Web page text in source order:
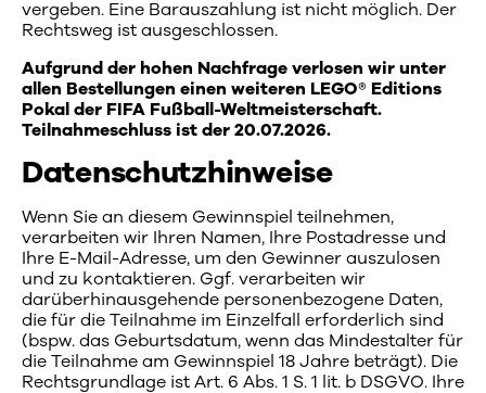
vergeben. Eine Barauszahlung ist nicht möglich. Der
Rechtsweg ist ausgeschlossen.
Aufgrund der hohen Nachfrage verlosen wir unter
allen Bestellungen einen weiteren LEGO® Editions
Pokal der FIFA Fußball-Weltmeisterschaft.
Teilnahmeschluss ist der 20.07.2026.
Datenschutzhinweise
Wenn Sie an diesem Gewinnspiel teilnehmen,
verarbeiten wir Ihren Namen, Ihre Postadresse und
Ihre E-Mail-Adresse, um den Gewinner auszulosen
und zu kontaktieren. Ggf. verarbeiten wir
darüberhinausgehende personenbezogene Daten,
die für die Teilnahme im Einzelfall erforderlich sind
(bspw. das Geburtsdatum, wenn das Mindestalter für
die Teilnahme am Gewinnspiel 18 Jahre beträgt). Die
Rechtsgrundlage ist Art. 6 Abs. 1 S. 1 lit. b DSGVO. Ihre